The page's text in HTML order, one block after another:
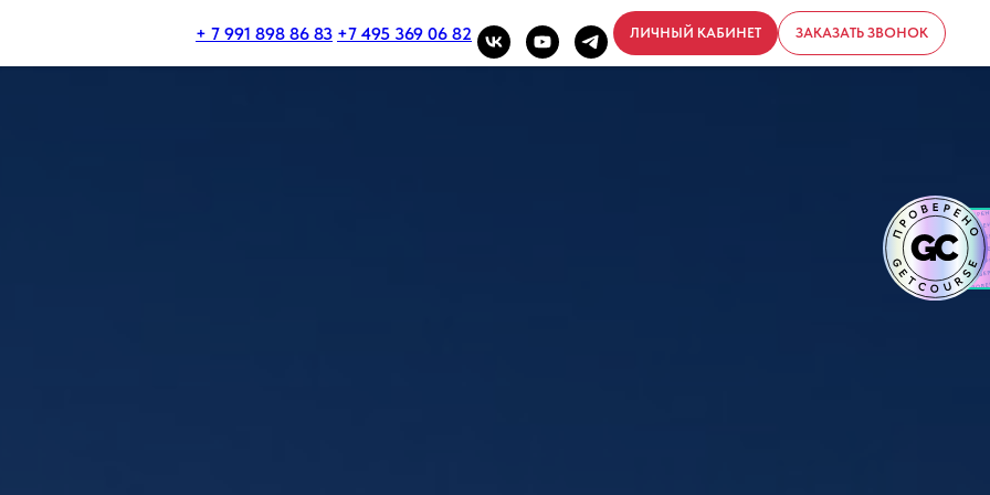
+ 7 991 898 86 83 +7 495 369 06 82 ЛИЧНЫЙ КАБИНЕТ ЗАКАЗАТЬ ЗВОНОК